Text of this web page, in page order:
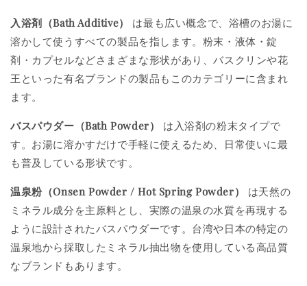
入浴剤（Bath Additive）
は最も広い概念で、浴槽のお湯に
溶かして使うすべての製品を指します。粉末・液体・錠
剤・カプセルなどさまざまな形状があり、バスクリンや花
王といった有名ブランドの製品もこのカテゴリーに含まれ
ます。
バスパウダー（Bath Powder）
は入浴剤の粉末タイプで
す。お湯に溶かすだけで手軽に使えるため、日常使いに最
も普及している形状です。
温泉粉（Onsen Powder / Hot Spring Powder）
は天然の
ミネラル成分を主原料とし、実際の温泉の水質を再現する
ように設計されたバスパウダーです。台湾や日本の特定の
温泉地から採取したミネラル抽出物を使用している高品質
なブランドもあります。